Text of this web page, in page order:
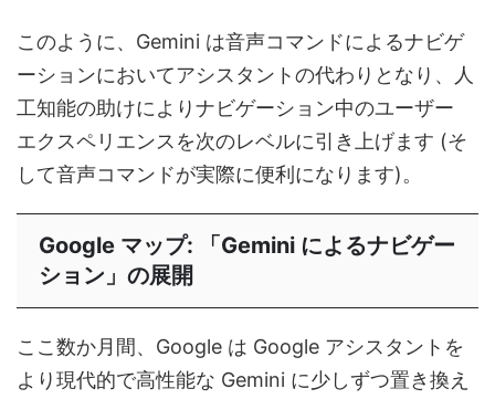
このように、Gemini は音声コマンドによるナビゲ
ーションにおいてアシスタントの代わりとなり、人
工知能の助けによりナビゲーション中のユーザー
エクスペリエンスを次のレベルに引き上げます (そ
して音声コマンドが実際に便利になります)。
Google マップ: 「Gemini によるナビゲー
ション」の展開
ここ数か月間、Google は Google アシスタントを
より現代的で高性能な Gemini に少しずつ置き換え